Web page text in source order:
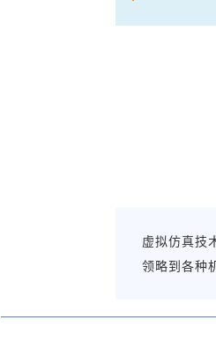
虚拟仿真技
领略到各种